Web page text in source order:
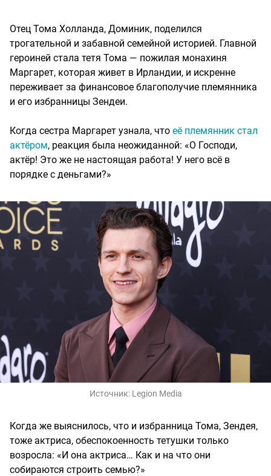
Отец Тома Холланда, Доминик, поделился
трогательной и забавной семейной историей. Главной
героиней стала тетя Тома — пожилая монахиня
Маргарет, которая живет в Ирландии, и искренне
переживает за финансовое благополучие племянника
и его избранницы Зендеи.
Когда сестра Маргарет узнала, что её племянник стал
актёром, реакция была неожиданной: «О Господи,
актёр! Это же не настоящая работа! У него всё в
порядке с деньгами?»
Источник: Legion Media
Когда же выяснилось, что и избранница Тома, Зендея,
тоже актриса, обеспокоенность тетушки только
возросла: «И она актриса… Как и на что они
собираются строить семью?»